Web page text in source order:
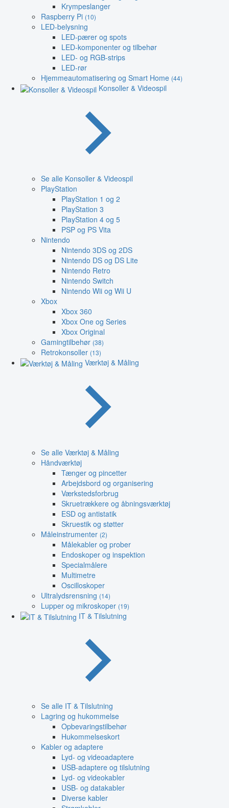
Krympeslanger
Raspberry Pi (10)
LED-belysning
LED-pærer og spots
LED-komponenter og tilbehør
LED- og RGB-strips
LED-rør
Hjemmeautomatisering og Smart Home (44)
Konsoller & Videospil
Se alle Konsoller & Videospil
PlayStation
PlayStation 1 og 2
PlayStation 3
PlayStation 4 og 5
PSP og PS Vita
Nintendo
Nintendo 3DS og 2DS
Nintendo DS og DS Lite
Nintendo Retro
Nintendo Switch
Nintendo Wii og Wii U
Xbox
Xbox 360
Xbox One og Series
Xbox Original
Gamingtilbehør (38)
Retrokonsoller (13)
Værktøj & Måling
Se alle Værktøj & Måling
Håndværktøj
Tænger og pincetter
Arbejdsbord og organisering
Værkstedsforbrug
Skruetrækkere og åbningsværktøj
ESD og antistatik
Skruestik og støtter
Måleinstrumenter (2)
Målekabler og prober
Endoskoper og inspektion
Specialmålere
Multimetre
Oscilloskoper
Ultralydsrensning (14)
Lupper og mikroskoper (19)
IT & Tilslutning
Se alle IT & Tilslutning
Lagring og hukommelse
Opbevaringstilbehør
Hukommelseskort
Kabler og adaptere
Lyd- og videoadaptere
USB-adaptere og tilslutning
Lyd- og videokabler
USB- og datakabler
Diverse kabler